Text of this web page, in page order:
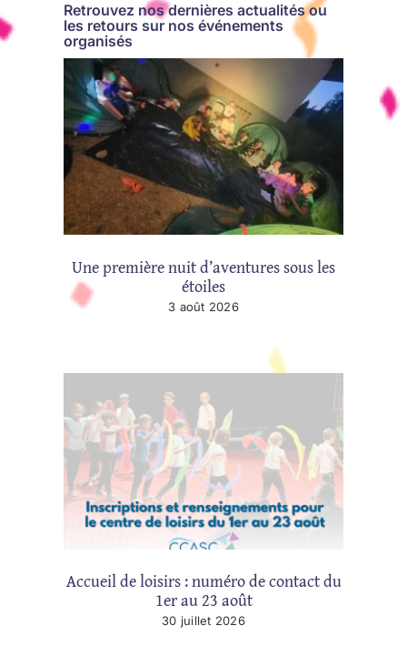
Retrouvez nos dernières actualités ou
les retours sur nos événements
organisés
Une première nuit d’aventures sous les
étoiles
3 août 2026
Accueil de loisirs : numéro de contact du
1er au 23 août
30 juillet 2026